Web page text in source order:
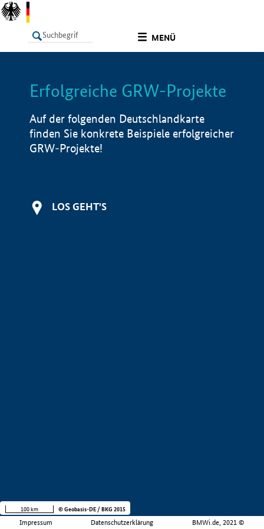
MENÜ
LISTE Info
Erfolgreiche GRW-Projekte
Auf der folgenden Deutschlandkarte
finden Sie konkrete Beispiele erfolgreicher
GRW-Projekte!
LOS GEHT'S
Impressum Datenschutzerklärung BMWi.de, 2021 ©
100 km © Geobasis-DE / BKG 2015